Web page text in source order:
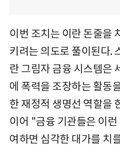
이번 조치는 이란 돈줄을
키려는 의도로 풀이된다.
란 그림자 금융 시스템은
에 폭력을 조장하는 활동
한 재정적 생명선 역할을
이어 "금융 기관들은 이
여하면 심각한 대가를 치